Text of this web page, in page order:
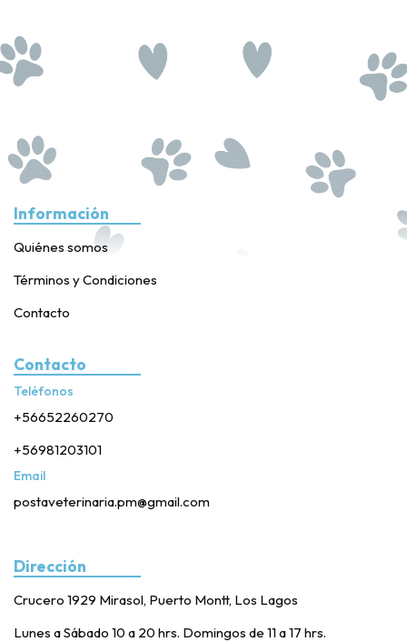
Información
Quiénes somos
Términos y Condiciones
Contacto
Contacto
Teléfonos
+56652260270
+56981203101
Email
postaveterinaria.pm@gmail.com
Dirección
Crucero 1929 Mirasol, Puerto Montt, Los Lagos
Lunes a Sábado 10 a 20 hrs. Domingos de 11 a 17 hrs.